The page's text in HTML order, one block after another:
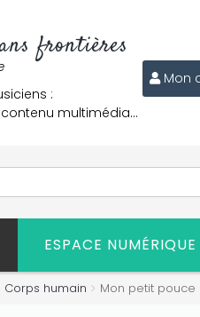
frontières
:
contenu multimédia…
Mon
ESPACE NUMÉRIQUE
Corps humain Mon petit pouce